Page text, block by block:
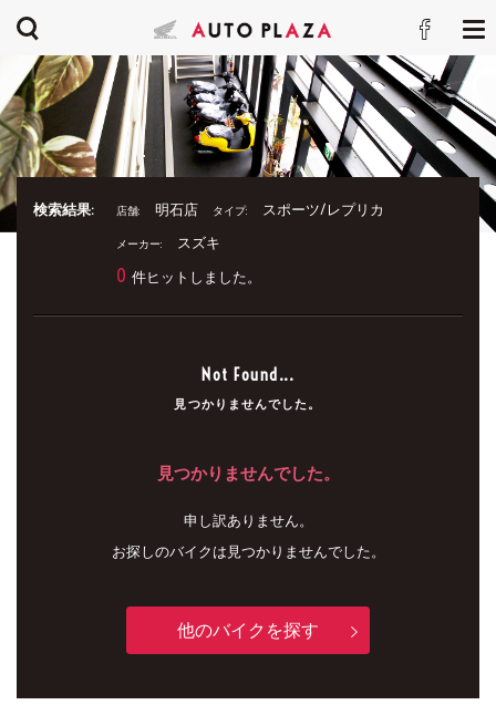
検索結果: 店舗: 明石店 タイプ: スポーツ/レプリカ
メーカー: スズキ
0 件ヒットしました。
Not Found...
見つかりませんでした。
見つかりませんでした。
申し訳ありません。
お探しのバイクは見つかりませんでした。
他のバイクを探す